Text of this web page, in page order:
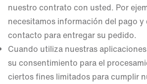
nuestro contrato con usted. Por
necesitamos información del pago y
contacto para entregar su pedido.
Cuando utiliza nuestras
su consentimiento para el
ciertos fines limitados para cumplir